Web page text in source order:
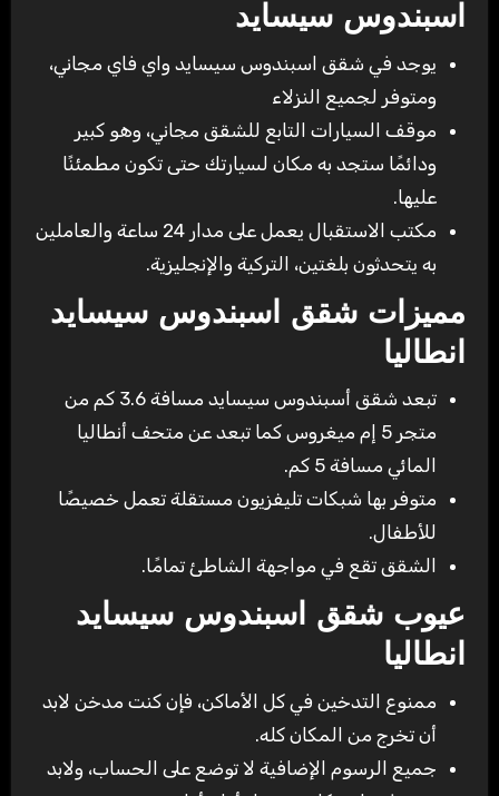
اسبندوس سيسايد
يوجد في شقق اسبندوس سيسايد واي فاي مجاني،
ومتوفر لجميع النزلاء
موقف السيارات التابع للشقق مجاني، وهو كبير
ودائمًا ستجد به مكان لسيارتك حتى تكون مطمئنًا
عليها.
مكتب الاستقبال يعمل على مدار 24 ساعة والعاملين
به يتحدثون بلغتين، التركية والإنجليزية.
مميزات شقق اسبندوس سيسايد
انطاليا
تبعد شقق أسبندوس سيسايد مسافة 3.6 كم من
متجر 5 إم ميغروس كما تبعد عن متحف أنطاليا
المائي مسافة 5 كم.
متوفر بها شبكات تليفزيون مستقلة تعمل خصيصًا
للأطفال.
الشقق تقع في مواجهة الشاطئ تمامًا.
عيوب شقق اسبندوس سيسايد
انطاليا
ممنوع التدخين في كل الأماكن، فإن كنت مدخن لابد
أن تخرج من المكان كله.
جميع الرسوم الإضافية لا توضع على الحساب، ولابد